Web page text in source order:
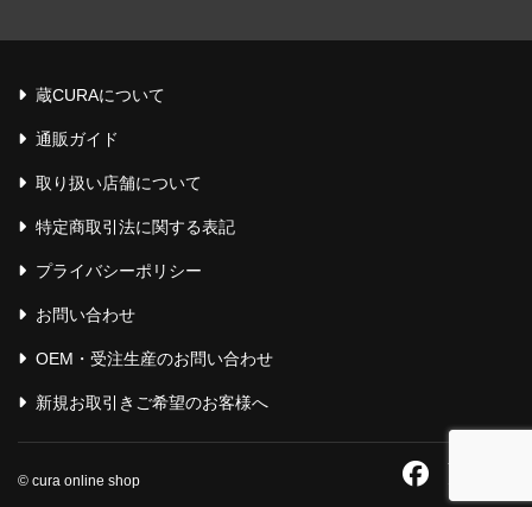
蔵CURAについて
通販ガイド
取り扱い店舗について
特定商取引法に関する表記
プライバシーポリシー
お問い合わせ
OEM・受注生産のお問い合わせ
新規お取引きご希望のお客様へ
© cura online shop